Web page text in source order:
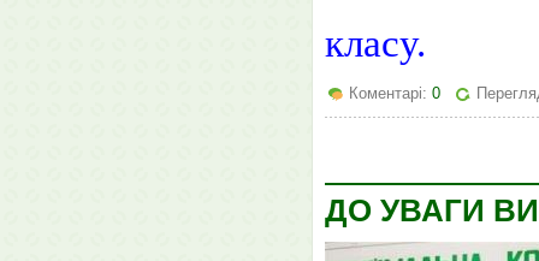
класу.
Коментарі: 0
ДО УВАГИ